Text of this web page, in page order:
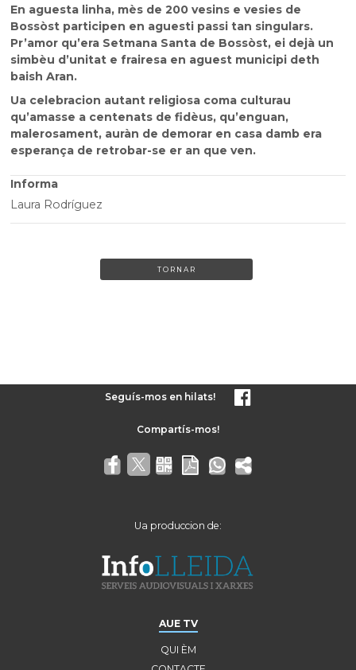
En aguesta linha, mès de 200 vesins e vesies de
Bossòst participen en aguesti passi tan singulars.
Pr’amor qu’era Setmana Santa de Bossòst, ei dejà un
simbèu d’unitat e frairesa en aguest municipi deth
baish Aran.
Ua celebracion autant religiosa coma culturau
qu’amasse a centenats de fidèus, qu’enguan,
malerosament, auràn de demorar en casa damb era
esperança de retrobar-se er an que ven.
Informa
Laura Rodríguez
TORNAR
Seguís-mos en hilats!
Ua produccion de:
AUE TV
QUI ÈM